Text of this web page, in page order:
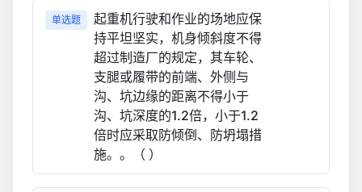
单选题
起重机行驶和作业的场地应保
持平坦坚实，机身倾斜度不得
超过制造厂的规定，其车轮、
支腿或履带的前端、外侧与
沟、坑边缘的距离不得小于
沟、坑深度的1.2倍，小于1.2
倍时应采取防倾倒、防坍塌措
施。。（ ）